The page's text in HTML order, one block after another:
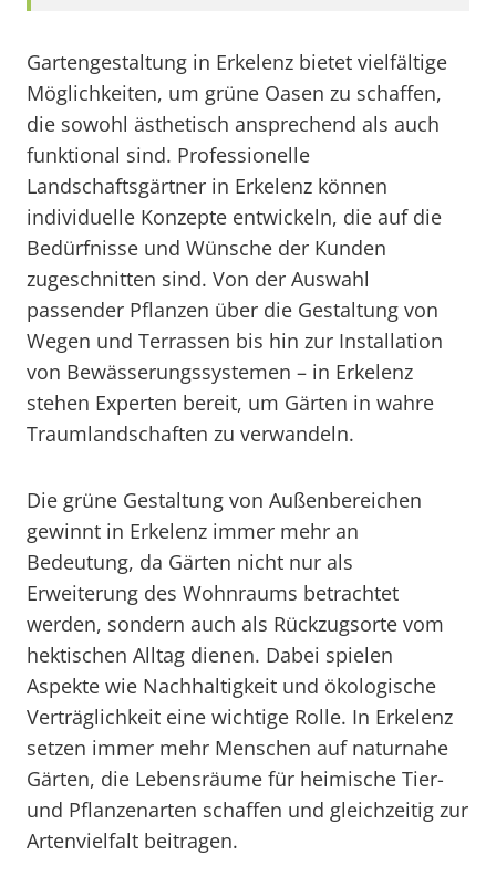
Gartengestaltung in Erkelenz bietet vielfältige
Möglichkeiten, um grüne Oasen zu schaffen,
die sowohl ästhetisch ansprechend als auch
funktional sind. Professionelle
Landschaftsgärtner in Erkelenz können
individuelle Konzepte entwickeln, die auf die
Bedürfnisse und Wünsche der Kunden
zugeschnitten sind. Von der Auswahl
passender Pflanzen über die Gestaltung von
Wegen und Terrassen bis hin zur Installation
von Bewässerungssystemen – in Erkelenz
stehen Experten bereit, um Gärten in wahre
Traumlandschaften zu verwandeln.
Die grüne Gestaltung von Außenbereichen
gewinnt in Erkelenz immer mehr an
Bedeutung, da Gärten nicht nur als
Erweiterung des Wohnraums betrachtet
werden, sondern auch als Rückzugsorte vom
hektischen Alltag dienen. Dabei spielen
Aspekte wie Nachhaltigkeit und ökologische
Verträglichkeit eine wichtige Rolle. In Erkelenz
setzen immer mehr Menschen auf naturnahe
Gärten, die Lebensräume für heimische Tier-
und Pflanzenarten schaffen und gleichzeitig zur
Artenvielfalt beitragen.